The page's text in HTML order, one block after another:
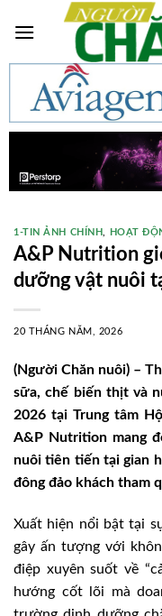
1-TIN ẢNH CHÍNH HOẠT
A&P Nutrition
dưỡng vật nuôi
20 THÁNG NĂM, 2026
(Người Chăn nuôi) –
sữa, chế biến thịt và
2026 tại Trung tâm
A&P Nutrition mang
nuôi tiên tiến tại gian
đông đảo khách tham
Xuất hiện nổi bật tại
gây ấn tượng với
điệp xuyên suốt về
hướng cốt lõi mà